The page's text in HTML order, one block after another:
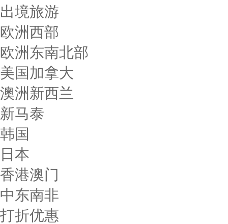
出境旅游
欧洲西部
欧洲东南北部
美国加拿大
澳洲新西兰
新马泰
韩国
日本
香港澳门
中东南非
打折优惠